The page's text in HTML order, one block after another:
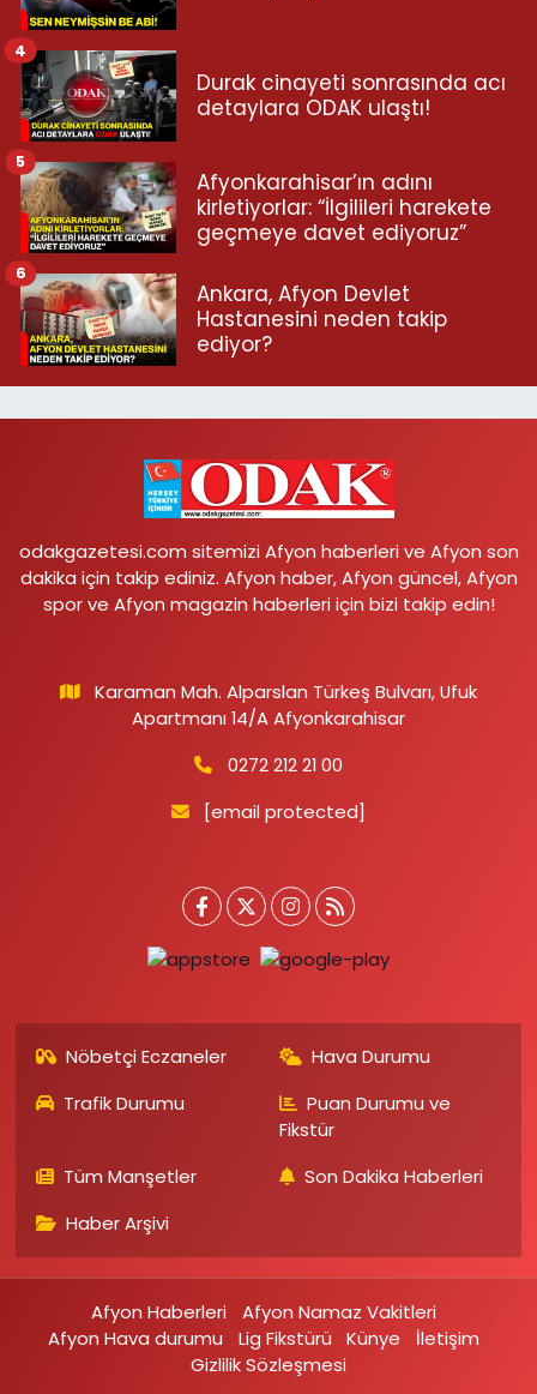
Durak cinayeti sonrasında acı
detaylara ODAK ulaştı!
4
Afyonkarahisar’ın adını
kirletiyorlar: “İlgilileri harekete
geçmeye davet ediyoruz”
5
Ankara, Afyon Devlet
Hastanesini neden takip
ediyor?
6
odakgazetesi.com sitemizi Afyon haberleri ve Afyon son
dakika için takip ediniz. Afyon haber, Afyon güncel, Afyon
spor ve Afyon magazin haberleri için bizi takip edin!
Karaman Mah. Alparslan Türkeş Bulvarı, Ufuk
Apartmanı 14/A Afyonkarahisar
0272 212 21 00
[email protected]
Nöbetçi Eczaneler
Hava Durumu
Trafik Durumu
Puan Durumu ve
Fikstür
Tüm Manşetler
Son Dakika Haberleri
Haber Arşivi
Afyon Haberleri
Afyon Namaz Vakitleri
Afyon Hava durumu
Lig Fikstürü Künye
İletişim
Gizlilik Sözleşmesi